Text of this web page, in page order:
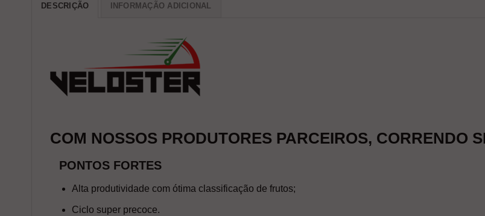
DESCRIÇÃO INFORMAÇÃO ADICIONAL
COM NOSSOS PRODUTORES PARCEIROS, CORRENDO
PONTOS FORTES
Alta produtividade com ótima classificação de frutos;
Ciclo super precoce.